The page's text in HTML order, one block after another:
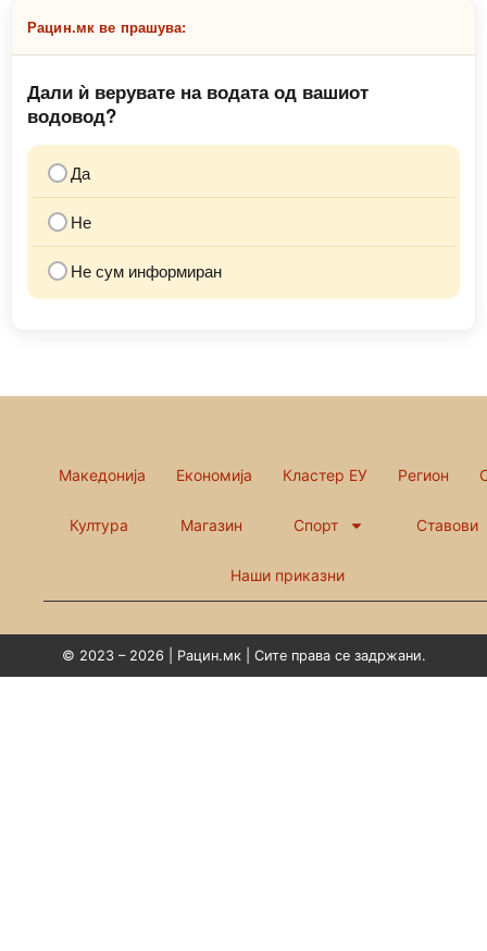
Рацин.мк ве прашува:
Дали ѝ верувате на водата од вашиот
водовод?
Да
Не
Не сум информиран
Македонија Економија Кластер ЕУ Регион
Култура Магазин Спорт Ставови
Наши приказни
© 2023 – 2026 | Рацин.мк | Сите права се задржани.